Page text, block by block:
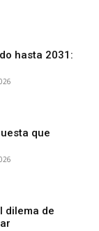
hasta 2031:
que
dilema de